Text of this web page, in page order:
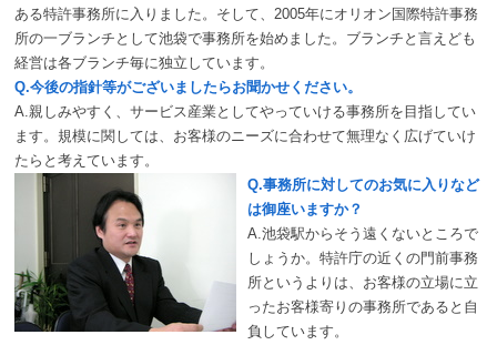
ある特許事務所に入りました。そして、2005年にオリオン国際特許事務
所の一ブランチとして池袋で事務所を始めました。ブランチと言えども
経営は各ブランチ毎に独立しています。
Q.今後の指針等がございましたらお聞かせください。
A.親しみやすく、サービス産業としてやっていける事務所を目指してい
ます。規模に関しては、お客様のニーズに合わせて無理なく広げていけ
たらと考えています。
Q.事務所に対してのお気に入りなど
は御座いますか？
A.池袋駅からそう遠くないところで
しょうか。特許庁の近くの門前事務
所というよりは、お客様の立場に立
ったお客様寄りの事務所であると自
負しています。